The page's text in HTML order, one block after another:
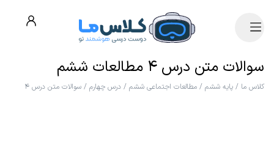
سوالات متن درس ۴ مطالعات ششم
کلاس ما / پایه ششم / مطالعات اجتماعی ششم / درس چهارم / سوالات متن درس ۴